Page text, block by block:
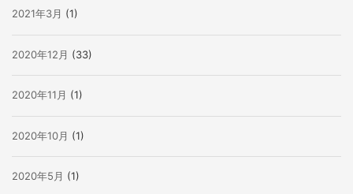
2021年3月 (1)
2020年12月 (33)
2020年11月 (1)
2020年10月 (1)
2020年5月 (1)